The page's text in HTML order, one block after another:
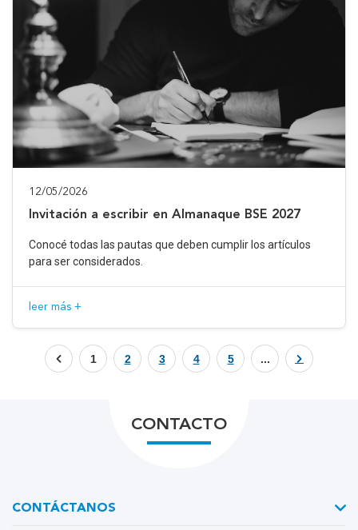
12/05/2026
Invitación a escribir en Almanaque BSE 2027
Conocé todas las pautas que deben cumplir los artículos
para ser considerados.
leer más +
1 2 3 4 5 ...
CONTACTO
CONTÁCTANOS